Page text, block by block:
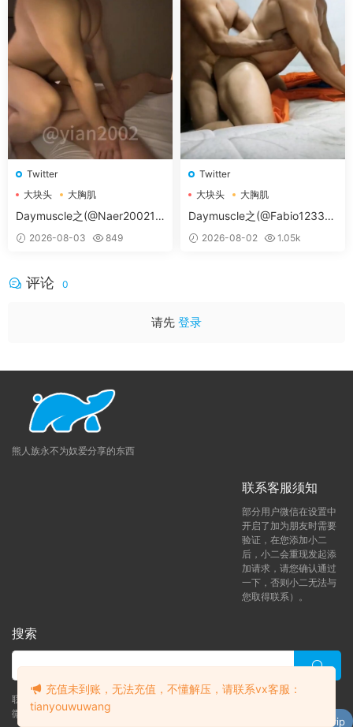
Twitter
大块头
大胸肌
大胸肌肉男
Daymuscle之(@Naer20021-
@纳尔）
2026-08-03 849
Twitter
大块头
大胸肌
大胸肌肉男
Daymuscle之(@Fabio12333-
@辛叔是个G）
2026-08-02 1.05k
评论 0
请先 登录
熊人族永不为奴爱分享的东西
联系客服须知
部分用户微信在设置中
开启了加为朋友时需要
验证，在您添加小二
后，小二会重现发起添
加请求，请您确认通过
一下，否则小二无法与
您取得联系）。
搜索
联系客服 (添加后告诉客服-来自熊人族咨询问题)
微信客服（tianyouwuwang）
充值未到账，无法充值，不懂解压，请联系vx客服：
tianyouwuwang
升级了 月熊vip